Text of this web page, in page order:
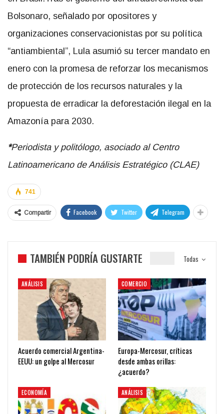
Bolsonaro, señalado por opositores y
organizaciones conservacionistas por su política
“antiambiental”, Lula asumió su tercer mandato en
enero con la promesa de reforzar los mecanismos
de protección de los recursos naturales y la
propuesta de erradicar la deforestación ilegal en la
Amazonía para 2030.
*Periodista y politólogo, asociado al Centro
Latinoamericano de Análisis Estratégico (CLAE)
741
Compartir Facebook Twitter Telegram
Todas
TAMBIÉN PODRÍA GUSTARTE
ANÁLISIS
Acuerdo comercial Argentina-
EEUU: un golpe al Mercosur
COMERCIO
Europa-Mercosur, críticas
desde ambas orillas:
¿acuerdo?
ECONOMÍA ANÁLISIS